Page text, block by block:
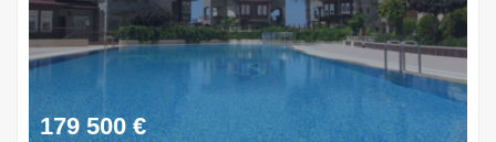
179 500 €